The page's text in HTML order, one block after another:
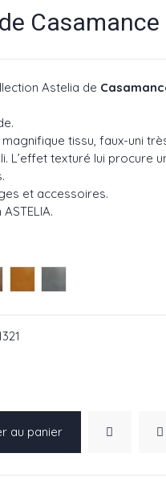
Casamance
Astelia de
magnifique tissu, faux-uni
L’effet texturé lui procure
et accessoires.
.
49921624ref 49920412
au panier